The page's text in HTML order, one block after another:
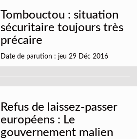
Tombouctou : situation
sécuritaire toujours très
précaire
Date de parution : jeu 29 Déc 2016
Refus de laissez-passer
européens : Le
gouvernement malien